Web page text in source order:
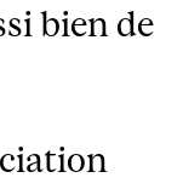
bien de